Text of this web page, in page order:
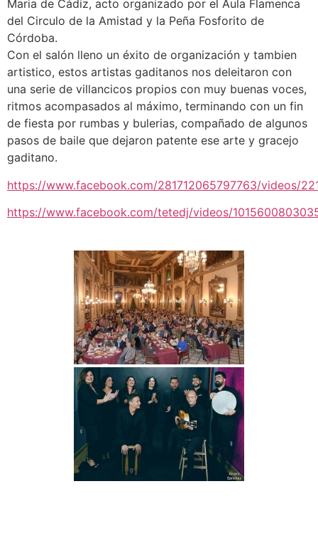
Maria de Cádiz, acto organizado por el Aula Flamenca
del Circulo de la Amistad y la Peña Fosforito de
Córdoba.
Con el salón lleno un éxito de organización y tambien
artistico, estos artistas gaditanos nos deleitaron con
una serie de villancicos propios con muy buenas voces,
ritmos acompasados al máximo, terminando con un fin
de fiesta por rumbas y bulerias, compañado de algunos
pasos de baile que dejaron patente ese arte y gracejo
gaditano.
https://www.facebook.com/281712065797763/videos/
https://www.facebook.com/tetedj/videos/